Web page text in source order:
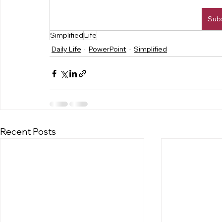
SimplifiedLife
Daily Life
PowerPoint Simplified
Recent Posts